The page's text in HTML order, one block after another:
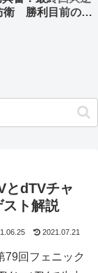
衛 勝利目前の村
dTVチャ
ト解説
2021.07.21
回フェニック